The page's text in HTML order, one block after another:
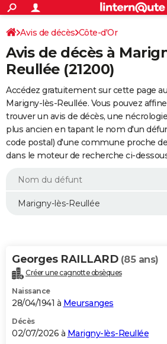
ACTUALITÉS
Politique
Société
Faits Divers
Education
Monde
Villes
+
SPORT
Coupe du monde 2026
Football
Tennis
Cyclisme
Rugby
Forum
CULTURE
FINANCE
Retraite
Impôts
Epargne
Immobilier
Risques naturels par ville
Banque
Assurance
Crédit
AUTO
Essais
Réserver un essai
Citadines
Berlines
SUV
Forum auto
+
HIGH-TECH
Mobiles
Meilleur smartphone
Internet
Ordinateurs
Jeux vidéo
Guide high-tech
+
BRICOLAGE
Forum
Aménagement intérieur
Extérieur
Cuisine
Salle de bains
Jardinage
Rangement
WEEK-END
Guides de France
Escapades
Patrimoine
Expositions
Musées
Week-end nature
LIFESTYLE
Alimentation
Guide de la santé
Maladies
Médicaments
Sommeil
VOYAGE
Destinations
City break
Voyage nature
Voyage de noces
Forum
Climat
+PHOTO
GUIDES D'ACHAT
BONS PLANS
Connexion
Avis de décès Côte-d'Or
Avis de décès à
Reullée (21200)
Accédez gratuitement sur cette page
Marigny-lès-Reullée. Vous pouvez
trouver un avis de décès, une
plus ancien en tapant le nom d'un
code postal) d'une commune proche
dans le moteur de recherche ci-
Georges RAILLARD (85 ans)
Créer une cagnotte obsèques
Naissance
28/04/1941 à Meursanges
Décès
02/07/2026 à Marigny-lès-Reullée